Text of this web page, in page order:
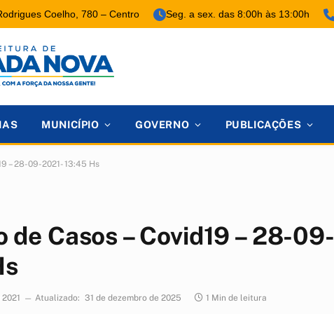
Coelho, 780 – Centro Seg. a sex. das 8:00h às 13:00h
MUNICÍPIO GOVERNO PUBLICAÇÕES
– 28-09-2021- 13:45 Hs
de Casos – Covid19 – 28-09-
Atualizado: 31 de dezembro de 2025 1 Min de leitura